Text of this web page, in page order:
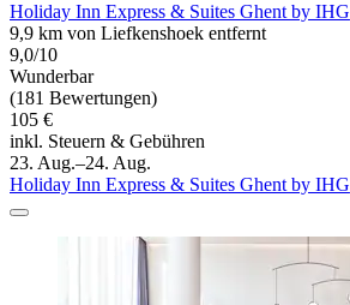
Holiday Inn Express & Suites Ghent by IHG
9,9 km von Liefkenshoek entfernt
9,0/10
Wunderbar
(181 Bewertungen)
105 €
inkl. Steuern & Gebühren
23. Aug.–24. Aug.
Holiday Inn Express & Suites Ghent by IHG